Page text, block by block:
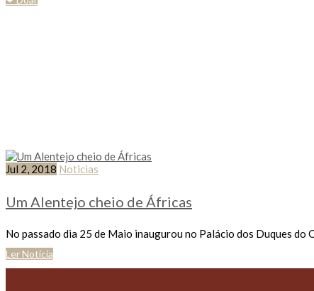
Jul 2, 2018 Noticias
Um Alentejo cheio de Áfricas
No passado dia 25 de Maio inaugurou no Palácio dos Duques do
Ler Notícia